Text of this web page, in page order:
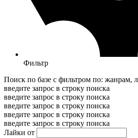
Фильтр
Поиск по базе с фильтром по: жанрам,
введите запрос в строку поиска
введите запрос в строку поиска
введите запрос в строку поиска
введите запрос в строку поиска
введите запрос в строку поиска
Лайки от